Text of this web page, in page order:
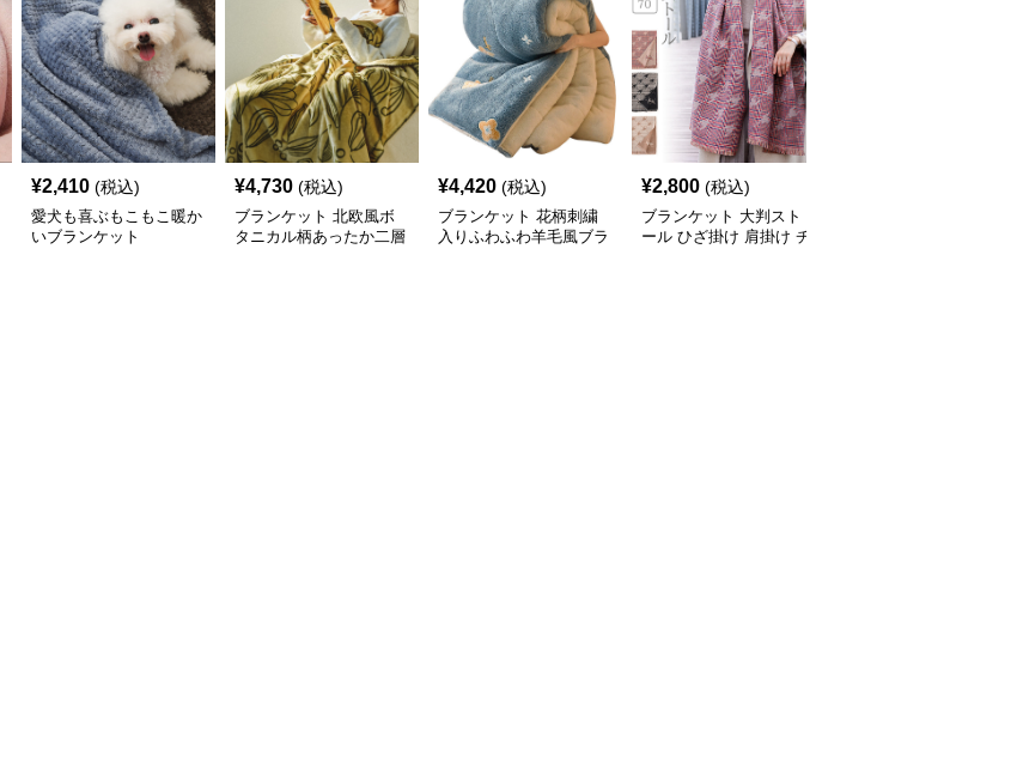
¥2,410 (税込)
愛犬も喜ぶもこもこ暖か
いブランケット
¥4,730 (税込)
ブランケット 北欧風ボ
タニカル柄あったか二層
¥4,420 (税込)
ブランケット 花柄刺繍
入りふわふわ羊毛風ブラ
¥2,800 (税込)
ブランケット 大判スト
ール ひざ掛け 肩掛け チ